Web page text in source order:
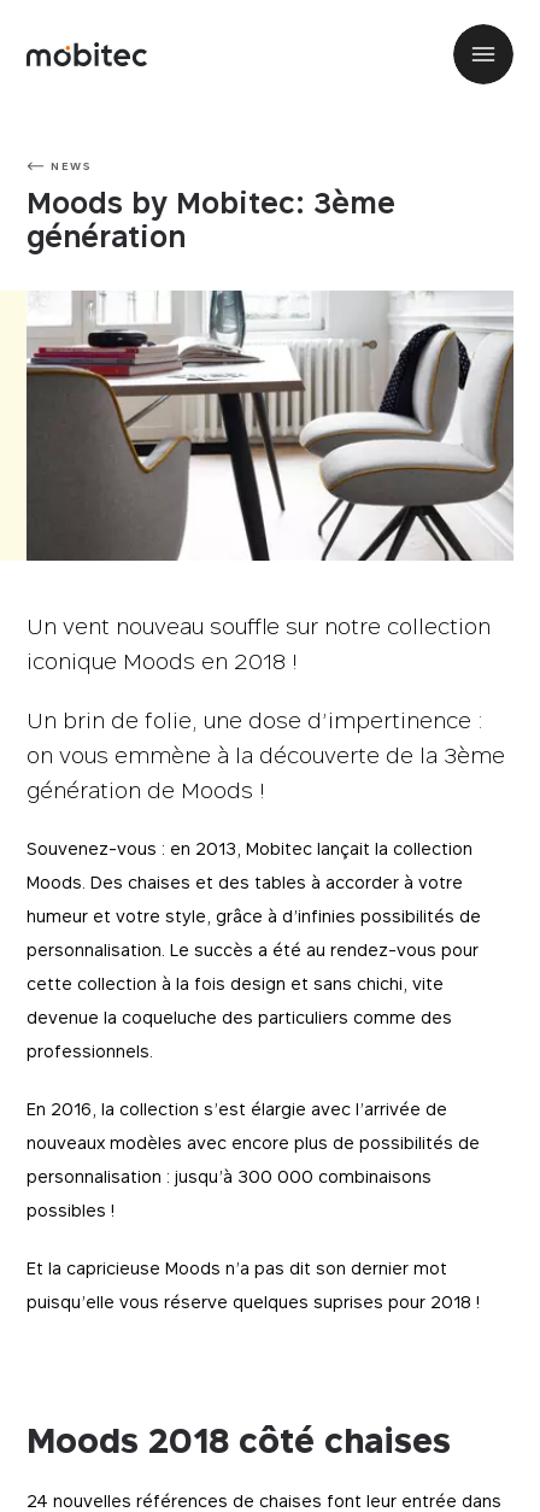
NEWS
Moods by Mobitec: 3ème
génération
Un vent nouveau souffle sur notre collection
iconique Moods en 2018 !
Un brin de folie, une dose d’impertinence :
on vous emmène à la découverte de la 3ème
génération de Moods !
Souvenez-vous : en 2013, Mobitec lançait la collection
Moods. Des chaises et des tables à accorder à votre
humeur et votre style, grâce à d’infinies possibilités de
personnalisation. Le succès a été au rendez-vous pour
cette collection à la fois design et sans chichi, vite
devenue la coqueluche des particuliers comme des
professionnels.
En 2016, la collection s’est élargie avec l’arrivée de
nouveaux modèles avec encore plus de possibilités de
personnalisation : jusqu’à 300 000 combinaisons
possibles !
Et la capricieuse Moods n’a pas dit son dernier mot
puisqu’elle vous réserve quelques suprises pour 2018 !
Moods 2018 côté chaises
24 nouvelles références de chaises font leur entrée dans